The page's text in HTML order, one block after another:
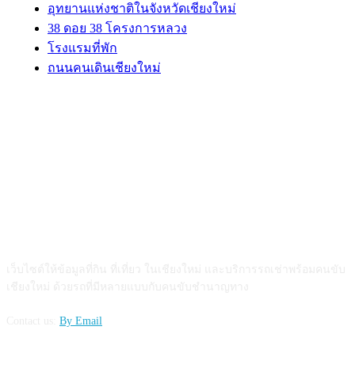
อุทยานแห่งชาติในจังหวัดเชียงใหม่
38 ดอย 38 โครงการหลวง
โรงแรมที่พัก
ถนนคนเดินเชียงใหม่
By Email